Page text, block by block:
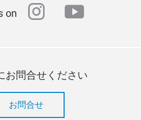
on instagram
youtube
お問合せください
お問合せ